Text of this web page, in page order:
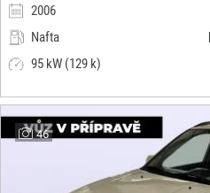
2006
Nafta
95 kW (129 k)
46